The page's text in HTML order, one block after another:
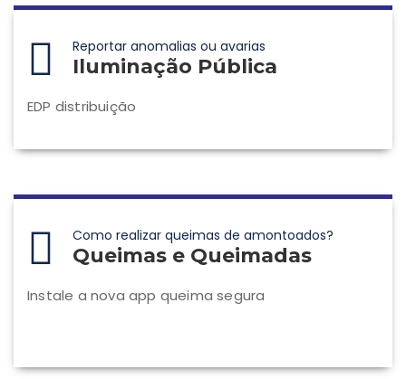
Reportar anomalias ou avarias
Iluminação Pública
EDP distribuição
Como realizar queimas de amontoados?
Queimas e Queimadas
Instale a nova app queima segura